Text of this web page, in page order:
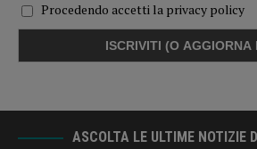
Procedendo accetti la privacy policy
ASCOLTA LE ULTIME NOTIZIE